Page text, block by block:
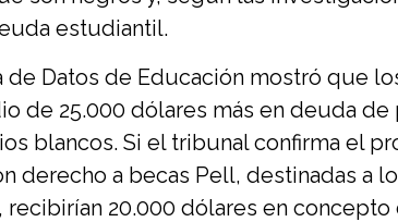
estudiantil.
de Datos de Educación mostró que
de 25.000 dólares más en deuda
blancos. Si el tribunal confirma el
derecho a becas Pell, destinadas a
20.000 dólares en concepto